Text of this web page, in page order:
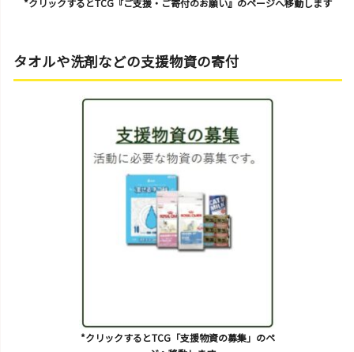
*クリックするとTCG『ご支援・ご寄付のお願い』のページへ移動します
タオルや洗剤などの支援物資の寄付
*クリックするとTCG「支援物資の募集」のペ